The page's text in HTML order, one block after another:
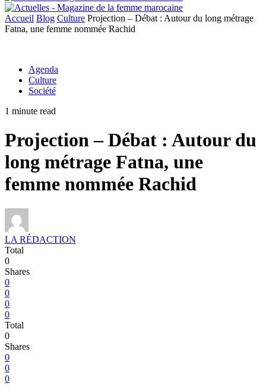
Accueil Blog Culture Projection – Débat : Autour du long métrage
Fatna, une femme nommée Rachid
Agenda
Culture
Société
1 minute read
Projection – Débat : Autour du
long métrage Fatna, une
femme nommée Rachid
LA RÉDACTION
Total
0
Shares
0
0
0
0
Total
0
Shares
0
0
0